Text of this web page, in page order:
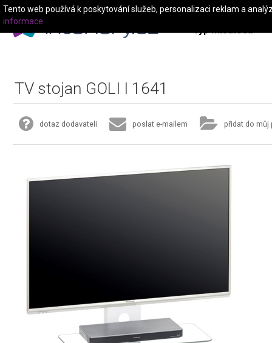
Typ místnosti
TV stojan GOLI I 1641
dotaz dodavateli poslat e-mailem přidat do můj
Tento web používá k poskytování služeb, personalizaci reklam a
informace